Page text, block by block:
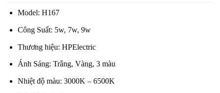
Model: H167
Công Suất: 5w, 7w, 9w
Thương hiệu: HPElectric
Ánh Sáng: Trắng, Vàng, 3 màu
Nhiệt độ màu: 3000K – 6500K